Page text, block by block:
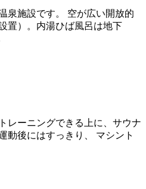
泉施設です。 空が広い開放的
置）。内湯ひば風呂は地下
レーニングできる上に、サウナ
動後にはすっきり、 マシント